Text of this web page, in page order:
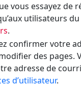
vous essayez de
utilisateurs
.
confirmer votre
des pages.
adresse de
d’utilisateur.